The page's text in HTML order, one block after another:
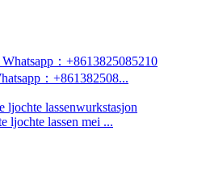
：+861382508...
ljochte lassen mei ...